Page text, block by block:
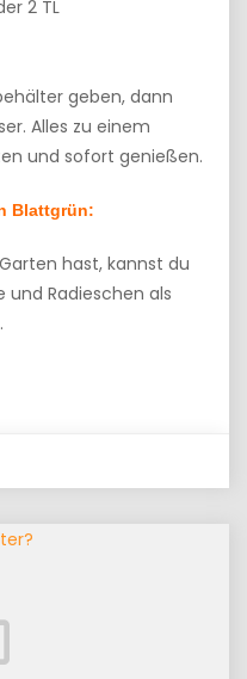
2 TL
geben, dann
Alles zu einem
und sofort genießen.
Blattgrün:
hast, kannst du
und Radieschen als